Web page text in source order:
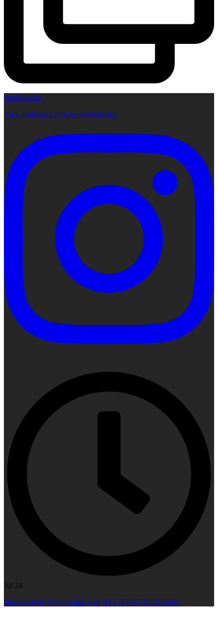
vandijkenko
View Instagram post by vandijkenko
Jul 24
Open post by vandijkenko with ID 17939427021315693